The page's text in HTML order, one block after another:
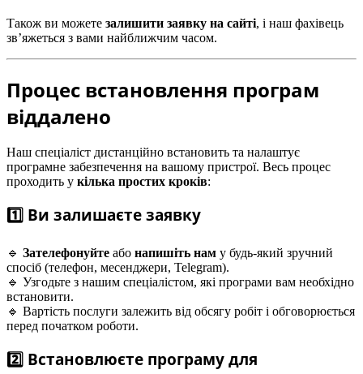
Також ви можете залишити заявку на сайті, і наш фахівець
зв’яжеться з вами найближчим часом.
Процес встановлення програм
віддалено
Наш спеціаліст дистанційно встановить та налаштує
програмне забезпечення на вашому пристрої. Весь процес
проходить у кілька простих кроків:
1️⃣ Ви залишаєте заявку
🔹 Зателефонуйте або напишіть нам у будь-який зручний
спосіб (телефон, месенджери, Telegram).
🔹 Узгодьте з нашим спеціалістом, які програми вам необхідно
встановити.
🔹 Вартість послуги залежить від обсягу робіт і обговорюється
перед початком роботи.
2️⃣ Встановлюєте програму для